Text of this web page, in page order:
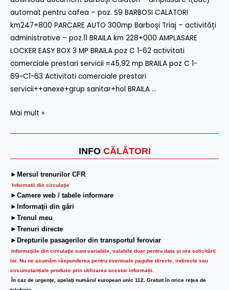
INFO CĂLĂTORI
►Mersul trenurilor CFR
Informatii din circulaţie
►Camere web / tabele informare
►Informaţii din gări
►Trenul meu
►Trenuri directe
►Drepturile pasagerilor din transportul feroviar
Informaţiile din circulaţie sunt variabile, valabile doar pentru data şi ora solicitării
lor. Nu ne asumăm răspunderea pentru eventuale pagube directe, indirecte sau
circumstanțiale produse prin utilizarea acestor informații.
În caz de urgenţe, apelaţi numărul european unic 112. Gratuit în orice reţea de
automat pentru cafea – poz. S9 BARBOSI CALATORI
km247+800 PARCARE AUTO 300mp Barboși Triaj – activități
administrative – poz.11 BRAILA km 228+000 AMPLASARE
LOCKER EASY BOX 3 MP BRAILA poz C 1-62 activitati
comerciale prestari servicii =45,92 mp BRAILA poz C 1-
69~C1-63 Activitati comerciale prestari
servicii++anexe+grup sanitar+hol BRAILA …
spatii
si
terenuri
)
–
19
Martie
2026
Mai mult »